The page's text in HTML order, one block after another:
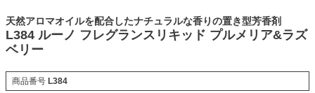
天然アロマオイルを配合したナチュラルな香りの置き型芳香剤
L384 ルーノ フレグランスリキッド プルメリア&ラズ
ベリー
商品番号 L384